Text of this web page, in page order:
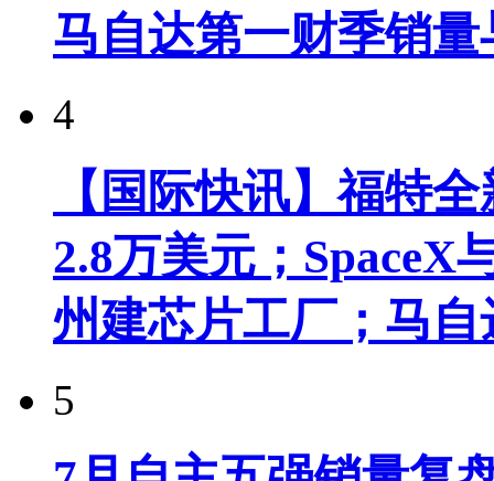
马自达第一财季销
4
【国际快讯】福特
2.8万美元；SpaceX
州建芯片工厂；马
5